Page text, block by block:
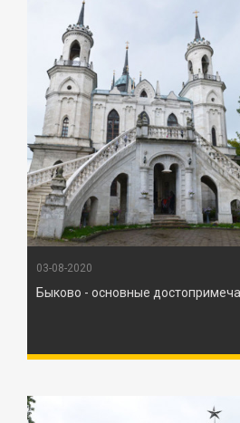
03-08-2020
Быково - основные